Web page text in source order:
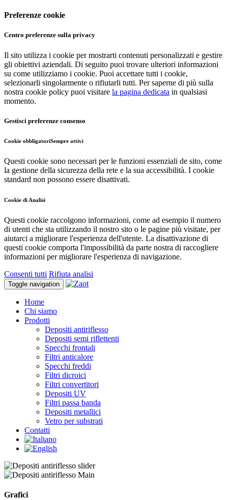
Preferenze cookie
Centro preferenze sulla privacy
Il sito utilizza i cookie per mostrarti contenuti personalizzati e gestire
gli obiettivi aziendali. Di seguito puoi trovare ulteriori informazioni
su come utilizziamo i cookie. Puoi accettare tutti i cookie,
selezionarli singolarmente o rifiutarli tutti. Per saperne di più sulla
nostra cookie policy puoi visitare la pagina dedicata in qualsiasi
momento.
Gestisci preferenze consenso
Cookie obbligatoriSempre attivi
Questi cookie sono necessari per le funzioni essenziali de sito, come
la gestione della sicurezza della rete e la sua accessibilità. I cookie
standard non possono essere disattivati.
Cookie di Analisi
Questi cookie raccolgono informazioni, come ad esempio il numero
di utenti che sta utilizzando il nostro sito o le pagine più visitate, per
aiutarci a migliorare l'esperienza dell'utente. La disattivazione di
questi cookie comporta l'impossibilità da parte nostra di raccogliere
informazioni per migliorare l'esperienza di navigazione.
Consenti tutti Rifiuta analisi
Toggle navigation
Home
Chi siamo
Prodotti
Depositi antiriflesso
Depositi semi riflettenti
Specchi frontali
Filtri anticalore
Specchi freddi
Filtri dicroici
Filtri convertitori
Depositi UV
Filtri passa banda
Depositi metallici
Vetro per substrati
Contatti
Grafici